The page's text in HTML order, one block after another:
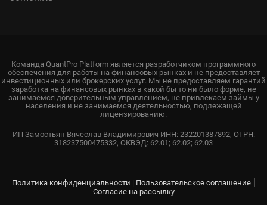
Команда QuantPro Platform является разработчиком программного
обеспечения для работы на финансовых рынках и не предоставляет
инвестиционных или брокерских услуг. Мы не предоставляем гарантий
заработка на финансовых рынках в какой бы то ни было форме, не
занимаемся доверительным управлением, не привлекаем займы у
населения и не занимаемся деятельностью, подлежащей
лицензированию.
ИП Замостьян Вячеслав Владимирович ИНН: 232201387892, ОГРН:
318237500475332, ОКВЭД: 62.01; 62.02; 62.03
Политика конфиденциальности | Пользовательское соглашение|
Согласие на рассылку